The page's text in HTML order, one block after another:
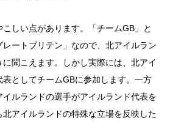
しい点があります。「チームGB」と
ートブリテン」なので、北アイルラン
に聞こえます。しかし実際には、北アイ
としてチームGBに参加します。一方
ルランドの選手がアイルランド代表を
アイルランドの特殊な立場を反映した